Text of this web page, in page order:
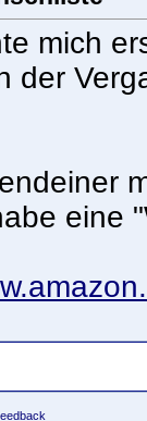
mich
der
eine